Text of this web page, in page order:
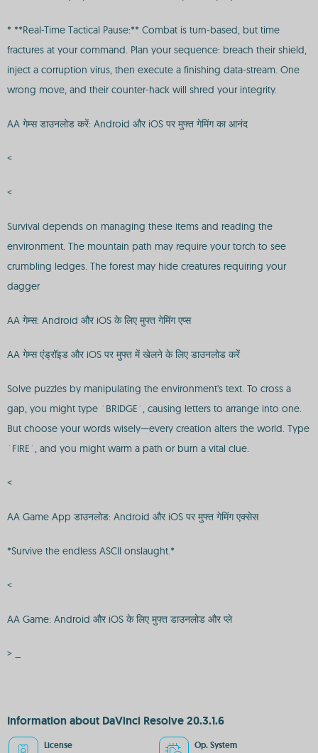
* **Real-Time Tactical Pause:** Combat is turn-based, but time
fractures at your command. Plan your sequence: breach their shield,
inject a corruption virus, then execute a finishing data-stream. One
wrong move, and their counter-hack will shred your integrity.
AA गेम्स डाउनलोड करें: Android और iOS पर मुफ्त गेमिंग का आनंद
<
<
Survival depends on managing these items and reading the
environment. The mountain path may require your torch to see
crumbling ledges. The forest may hide creatures requiring your
dagger
AA गेम्स: Android और iOS के लिए मुफ्त गेमिंग एप्स
AA गेम्स एंड्रॉइड और iOS पर मुफ्त में खेलने के लिए डाउनलोड करें
Solve puzzles by manipulating the environment's text. To cross a
gap, you might type `BRIDGE`, causing letters to arrange into one.
But choose your words wisely—every creation alters the world. Type
`FIRE`, and you might warm a path or burn a vital clue.
<
AA Game App डाउनलोड: Android और iOS पर मुफ्त गेमिंग एक्सेस
*Survive the endless ASCII onslaught.*
<
AA Game: Android और iOS के लिए मुफ्त डाउनलोड और प्ले
> _
Information about DaVinci Resolve 20.3.1.6
License Op. System